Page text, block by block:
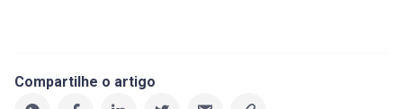
Compartilhe o artigo